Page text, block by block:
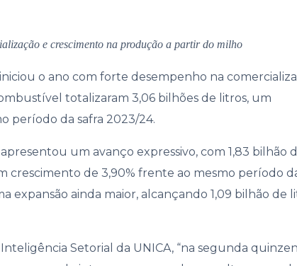
Código de Ética
e crescimento na produção a partir do milho
o ano com forte desempenho na
totalizaram 3,06 bilhões de litros, um
período da safra 2023/24.
um avanço expressivo, com 1,83 bilhão
crescimento de 3,90% frente ao mesmo período
expansão ainda maior, alcançando 1,09 bilhão de
Setorial da UNICA, “na segunda